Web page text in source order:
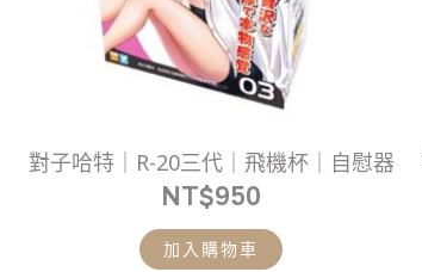
對子哈特｜R-20三代｜飛機杯｜自慰器
NT$950
加入購物車